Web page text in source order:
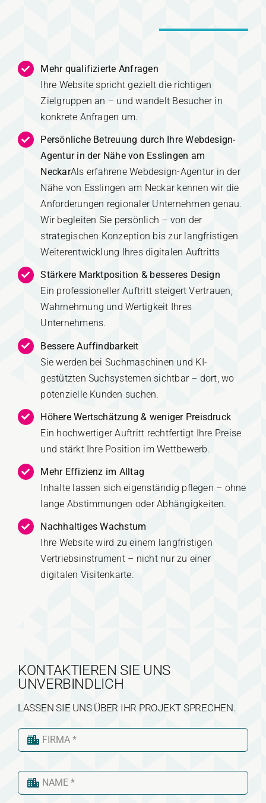
Mehr qualifizierte Anfragen
Ihre Website spricht gezielt die richtigen
Zielgruppen an – und wandelt Besucher in
konkrete Anfragen um.
Persönliche Betreuung durch Ihre Webdesign-
Agentur in der Nähe von Esslingen am
NeckarAls erfahrene Webdesign-Agentur in der
Nähe von Esslingen am Neckar kennen wir die
Anforderungen regionaler Unternehmen genau.
Wir begleiten Sie persönlich – von der
strategischen Konzeption bis zur langfristigen
Weiterentwicklung Ihres digitalen Auftritts
Stärkere Marktposition & besseres Design
Ein professioneller Auftritt steigert Vertrauen,
Wahrnehmung und Wertigkeit Ihres
Unternehmens.
Bessere Auffindbarkeit
Sie werden bei Suchmaschinen und KI-
gestützten Suchsystemen sichtbar – dort, wo
potenzielle Kunden suchen.
Höhere Wertschätzung & weniger Preisdruck
Ein hochwertiger Auftritt rechtfertigt Ihre Preise
und stärkt Ihre Position im Wettbewerb.
Mehr Effizienz im Alltag
Inhalte lassen sich eigenständig pflegen – ohne
lange Abstimmungen oder Abhängigkeiten.
Nachhaltiges Wachstum
Ihre Website wird zu einem langfristigen
Vertriebsinstrument – nicht nur zu einer
digitalen Visitenkarte.
KONTAKTIEREN SIE UNS
UNVERBINDLICH
LASSEN SIE UNS ÜBER IHR PROJEKT SPRECHEN.